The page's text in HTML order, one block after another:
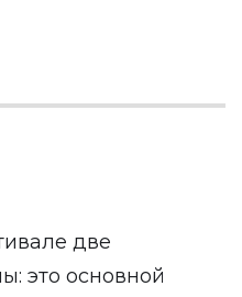
две
это основной